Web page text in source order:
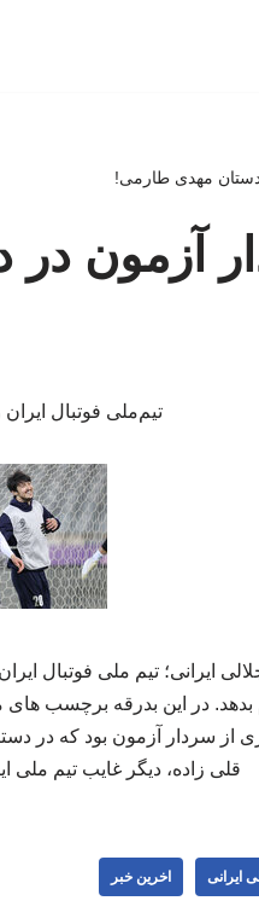
مهدی طارمی!
آزمون در
تیم‌ملی فوتبال
ایرانی؛ تیم ملی فوتبال
بدهد. در این بدرقه برچسب
از سردار آزمون بود که در
قلی زاده، دیگر غایب تیم ملی
ایرانی اخرین خبر